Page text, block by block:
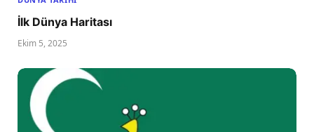
İlk Dünya Haritası
Ekim 5, 2025